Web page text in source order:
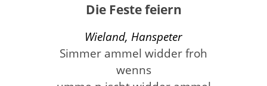
Die Feste feiern
Wieland, Hanspeter
Simmer ammel widder froh
wenns